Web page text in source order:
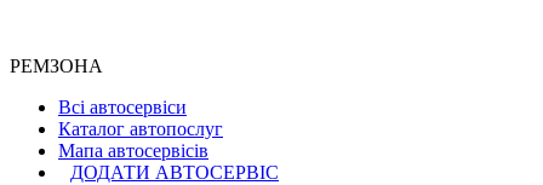
РЕМЗОНА
Всі автосервіси
Каталог автопослуг
Мапа автосервісів
ДОДАТИ АВТОСЕРВІС